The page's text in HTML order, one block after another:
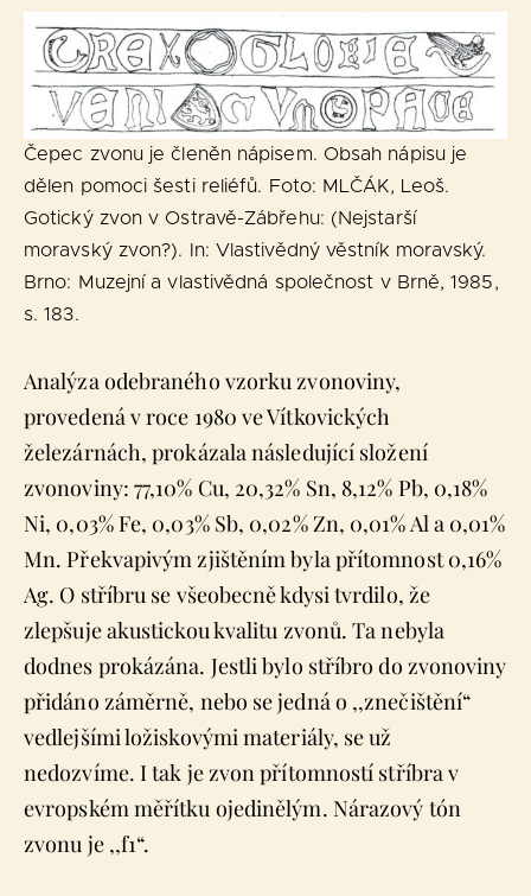
Čepec zvonu je členěn nápisem. Obsah nápisu je
dělen pomoci šesti reliéfů. Foto: MLČÁK, Leoš.
Gotický zvon v Ostravě-Zábřehu: (Nejstarší
moravský zvon?). In: Vlastivědný věstník moravský.
Brno: Muzejní a vlastivědná společnost v Brně, 1985,
s. 183.
Analýza odebraného vzorku zvonoviny,
provedená v roce 1980 ve Vítkovických
železárnách, prokázala následující složení
zvonoviny: 77,10% Cu, 20,32% Sn, 8,12% Pb, 0,18%
Ni, 0,03% Fe, 0,03% Sb, 0,02% Zn, 0,01% Al a 0,01%
Mn. Překvapivým zjištěním byla přítomnost 0,16%
Ag. O stříbru se všeobecně kdysi tvrdilo, že
zlepšuje akustickou kvalitu zvonů. Ta nebyla
dodnes prokázána. Jestli bylo stříbro do zvonoviny
přidáno záměrně, nebo se jedná o ,,znečištění“
vedlejšími ložiskovými materiály, se už
nedozvíme. I tak je zvon přítomností stříbra v
evropském měřítku ojedinělým. Nárazový tón
zvonu je ,,f1“.